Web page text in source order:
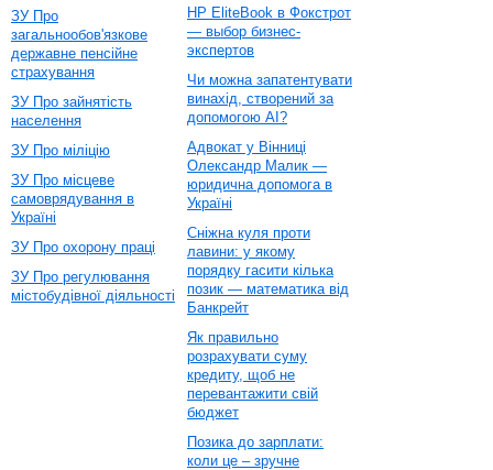
ЗУ Про
загальнообов'язкове
державне пенсійне
страхування
ЗУ Про зайнятість
населення
ЗУ Про міліцію
ЗУ Про місцеве
самоврядування в
Україні
ЗУ Про охорону праці
ЗУ Про регулювання
містобудівної діяльності
HP EliteBook в Фокстрот
— выбор бизнес-
экспертов
Чи можна запатентувати
винахід, створений за
допомогою AI?
Адвокат у Вінниці
Олександр Малик —
юридична допомога в
Україні
Сніжна куля проти
лавини: у якому
порядку гасити кілька
позик — математика від
Банкрейт
Як правильно
розрахувати суму
кредиту, щоб не
перевантажити свій
бюджет
Позика до зарплати:
коли це – зручне